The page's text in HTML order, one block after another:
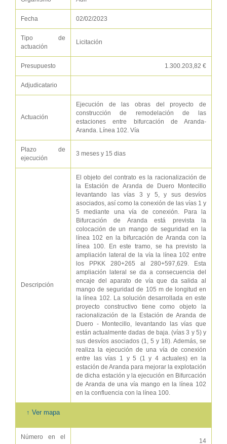
Fecha 02/02/2023
Tipo de
actuación
Licitación
Presupuesto 1.300.203,82 €
Adjudicatario
Actuación
Ejecución de las obras del proyecto de
construcción de remodelación de las
estaciones entre bifurcación de Aranda-
Aranda. Línea 102. Vía
Plazo de
ejecución
3 meses y 15 dias
Descripción
El objeto del contrato es la racionalización de
la Estación de Aranda de Duero Montecillo
levantando las vías 3 y 5, y sus desvíos
asociados, así como la conexión de las vías 1 y
5 mediante una vía de conexión. Para la
Bifurcación de Aranda está prevista la
colocación de un mango de seguridad en la
línea 102 en la bifurcación de Aranda con la
línea 100. En este tramo, se ha previsto la
ampliación lateral de la vía la línea 102 entre
los PPKK 280+265 al 280+597,629. Esta
ampliación lateral se da a consecuencia del
encaje del aparato de vía que da salida al
mango de seguridad de 105 m de longitud en
la línea 102. La solución desarrollada en este
proyecto constructivo tiene como objeto la
racionalización de la Estación de Aranda de
Duero - Montecillo, levantando las vías que
están actualmente dadas de baja. (vías 3 y 5) y
sus desvíos asociados (1, 5 y 18). Además, se
realiza la ejecución de una vía de conexión
entre las vías 1 y 5 (1 y 4 actuales) en la
estación de Aranda para mejorar la explotación
de dicha estación y la ejecución en Bifurcación
de Aranda de una vía mango en la línea 102
en la confluencia con la línea 100.
↑ Ver mapa
Número en el
14